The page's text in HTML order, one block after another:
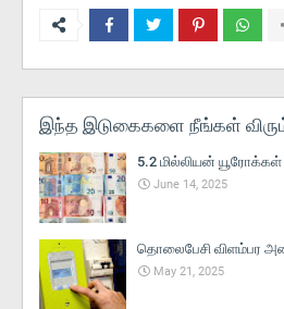
இந்த இடுகைகளை நீங்கள்
5.2 மில்லியன் யூரோக்கள்
June 14, 2025
தொலைபேசி விளம்பர
May 21, 2025